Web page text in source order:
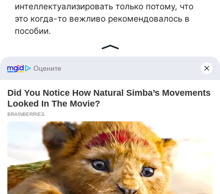
интеллектуализировать только потому, что
это когда-то вежливо рекомендовалось в
пособии.
слабый, приглушённый звук голосов,
шепчущих за тяжёлой дверью.
Поначалу я решила, что это слуховая
галлюцинация, вызванная истощением и
ужасом. Но потом чёткий, пронзительный
тембр голоса Лилиан прорвал преграду,
дрожа настоящей тревогой.
«Элена? Ты там?»
Я собрала все оставшиеся силы и ударила